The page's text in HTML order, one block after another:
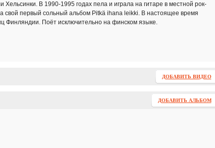
В 1990-1995 годах пела и играла на гитаре в местной рок-
свой первый сольный альбом Pitkä ihana leikki. В настоящее время
Финляндии. Поёт исключительно на финском языке.
ДОБАВИТЬ ВИДЕО
ДОБАВИТЬ АЛЬБОМ